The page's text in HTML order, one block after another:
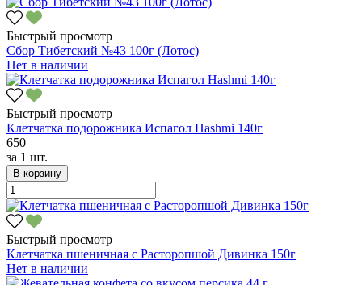
Быстрый просмотр
Сбор Тибетский №43 100г (Лотос)
Нет в наличии
Быстрый просмотр
Клетчатка подорожника Испагол Hashmi 140г
650
за 1 шт.
В корзину
Быстрый просмотр
Клетчатка пшеничная с Расторопшой Дивинка 150г
Нет в наличии